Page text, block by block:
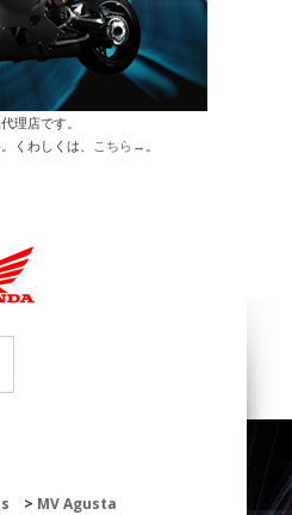
理店です。
くわしくは、 こちら→ 。
MV Agusta